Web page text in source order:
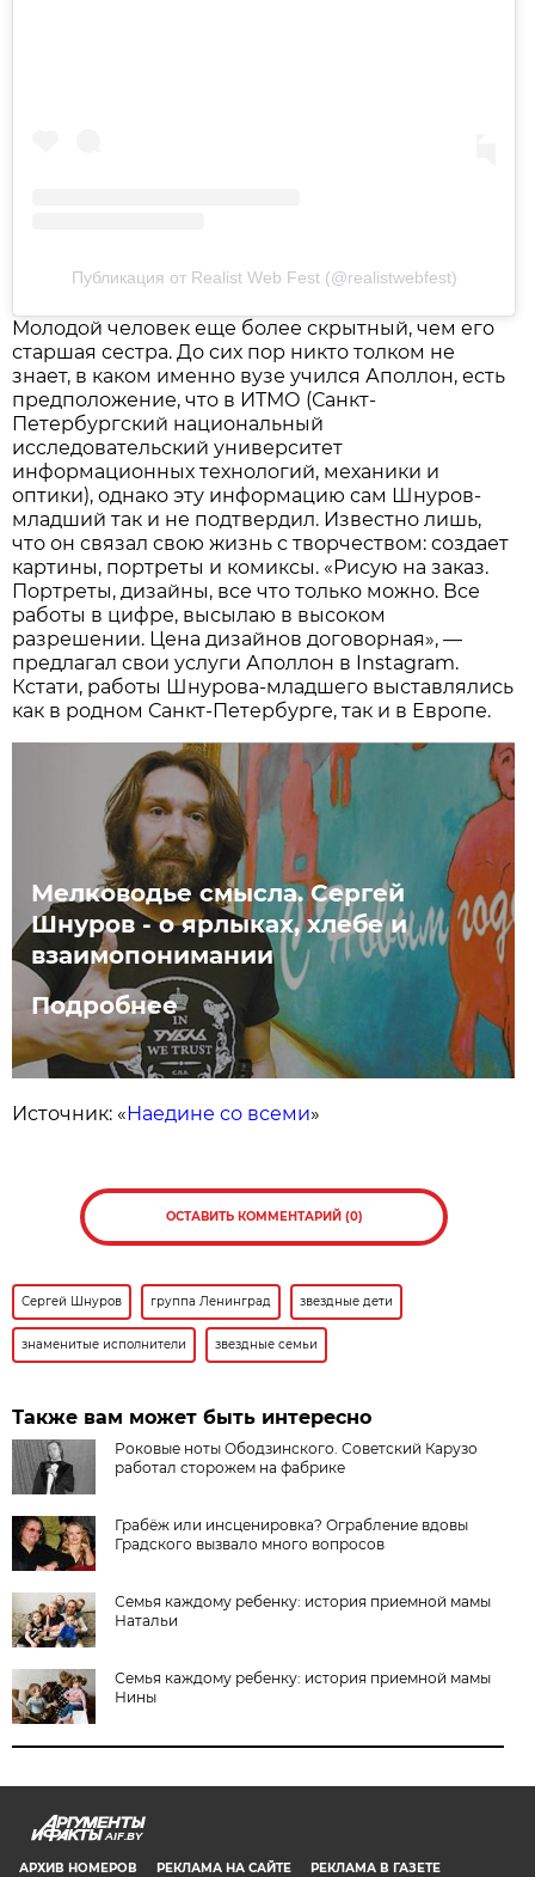
Публикация от Realist Web Fest (@realistwebfest)
Молодой человек еще более скрытный, чем его
старшая сестра. До сих пор никто толком не
знает, в каком именно вузе учился Аполлон, есть
предположение, что в ИТМО (Санкт-
Петербургский национальный
исследовательский университет
информационных технологий, механики и
оптики), однако эту информацию сам Шнуров-
младший так и не подтвердил. Известно лишь,
что он связал свою жизнь с творчеством: создает
картины, портреты и комиксы. «Рисую на заказ.
Портреты, дизайны, все что только можно. Все
работы в цифре, высылаю в высоком
разрешении. Цена дизайнов договорная», —
предлагал свои услуги Аполлон в Instagram.
Кстати, работы Шнурова-младшего выставлялись
как в родном Санкт-Петербурге, так и в Европе.
Мелководье смысла. Сергей
Шнуров - о ярлыках, хлебе и
взаимопонимании
Подробнее
Источник: « Наедине со всеми»
ОСТАВИТЬ КОММЕНТАРИЙ (0)
Сергей Шнуров группа Ленинград звездные дети
знаменитые исполнители звездные семьи
Также вам может быть интересно
Роковые ноты Ободзинского. Советский Карузо
работал сторожем на фабрике
Грабёж или инсценировка? Ограбление вдовы
Градского вызвало много вопросов
Семья каждому ребенку: история приемной мамы
Натальи
Семья каждому ребенку: история приемной мамы
Нины
AIF.BY
АРХИВ НОМЕРОВ РЕКЛАМА НА САЙТЕ РЕКЛАМА В ГАЗЕТЕ